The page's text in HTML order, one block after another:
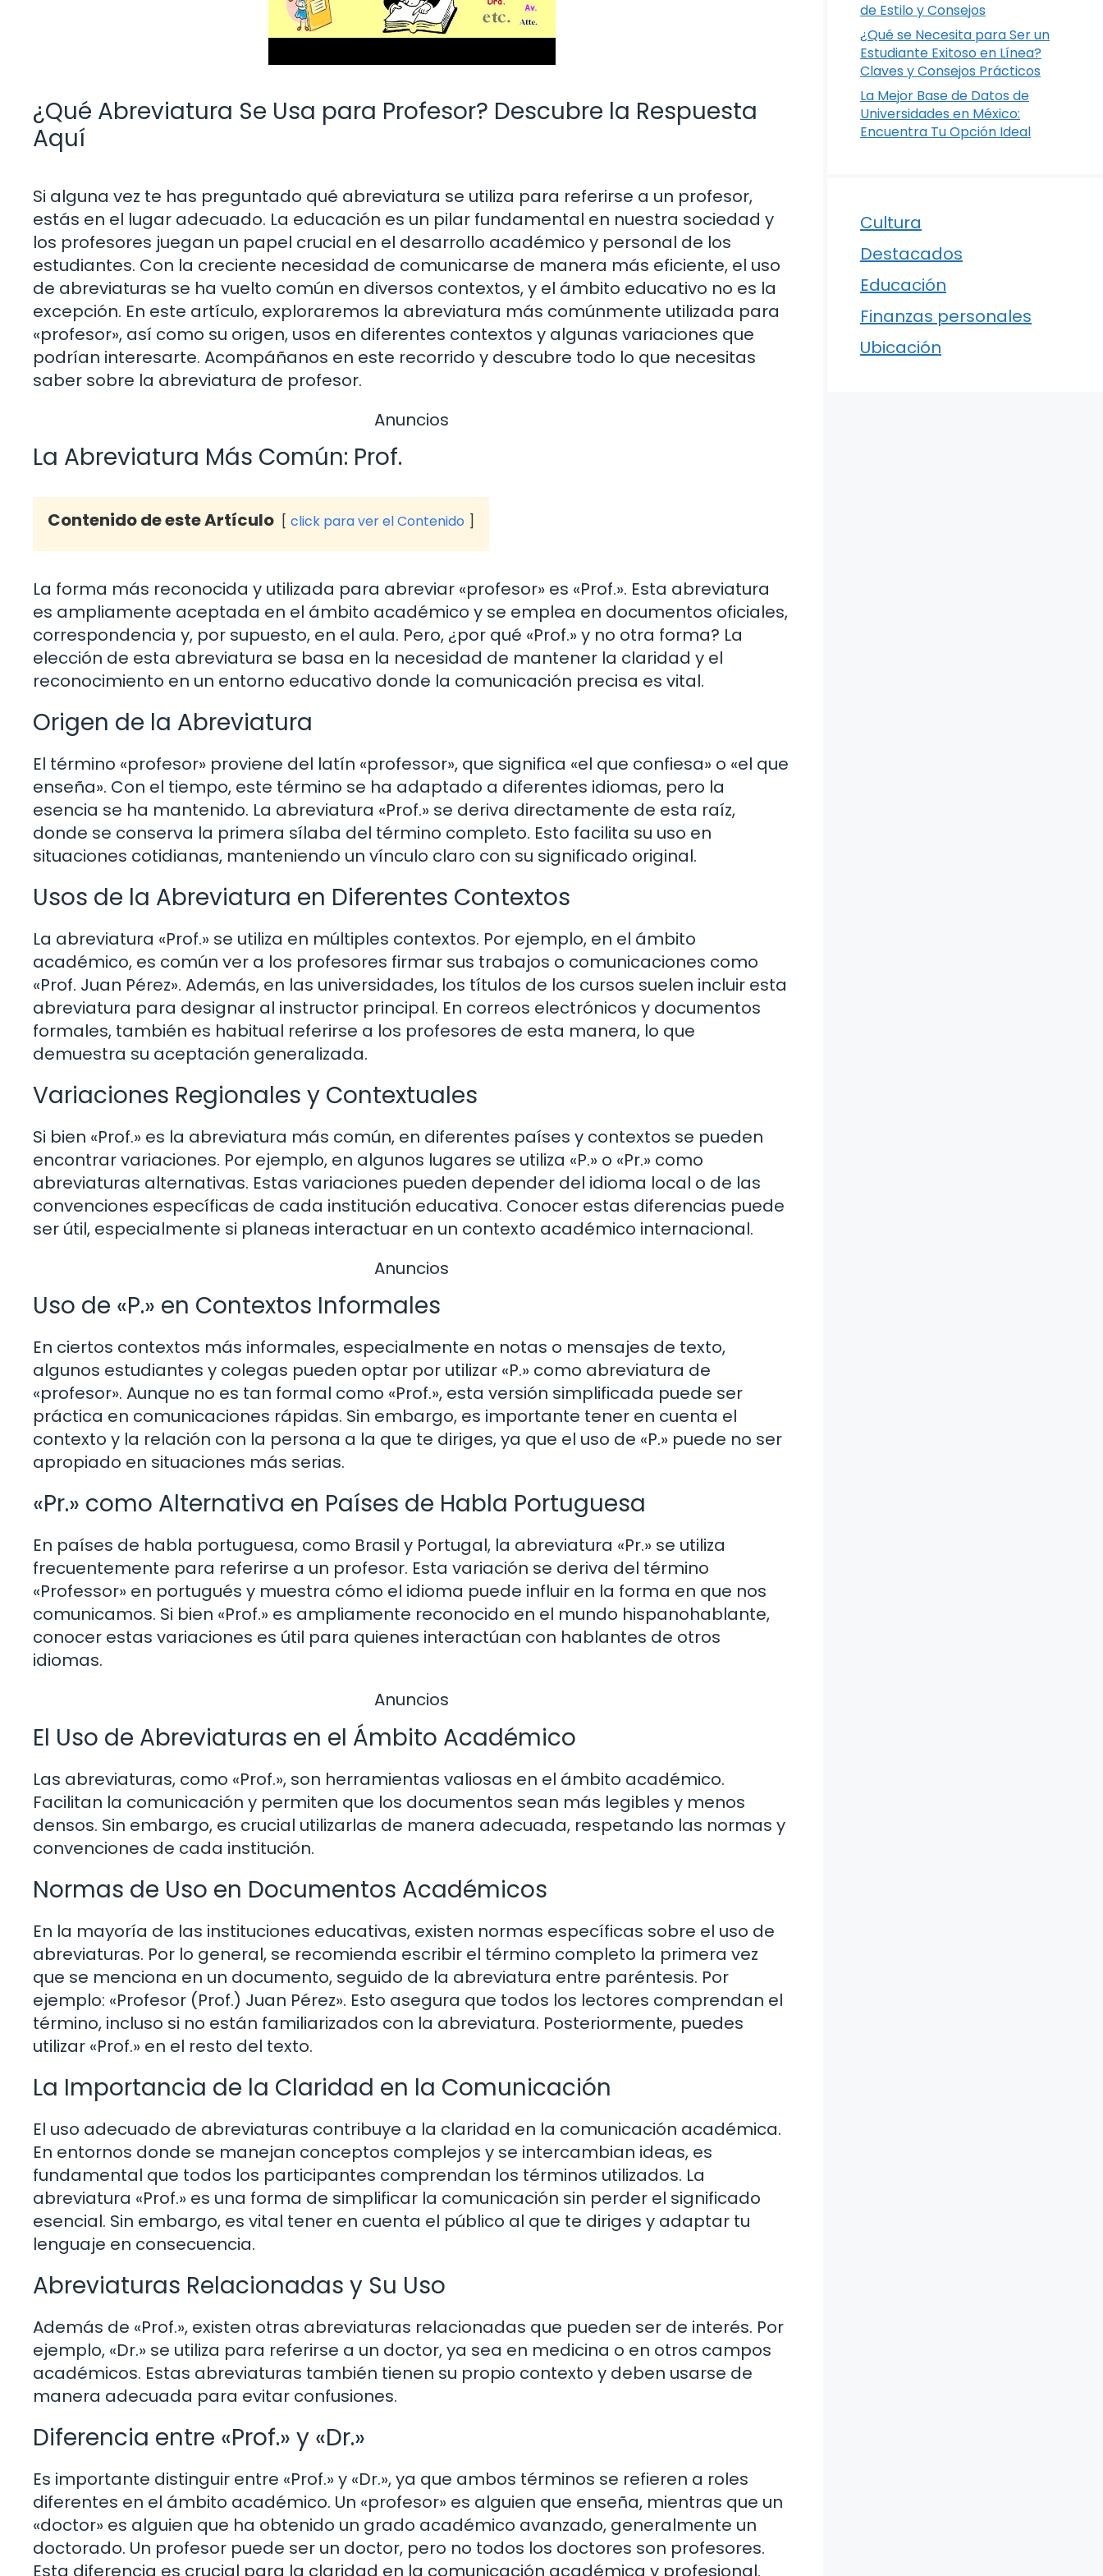
¿Qué Abreviatura Se Usa para Profesor? Descubre la Respuesta
Aquí
Si alguna vez te has preguntado qué abreviatura se utiliza para referirse a un profesor,
estás en el lugar adecuado. La educación es un pilar fundamental en nuestra sociedad y
los profesores juegan un papel crucial en el desarrollo académico y personal de los
estudiantes. Con la creciente necesidad de comunicarse de manera más eficiente, el uso
de abreviaturas se ha vuelto común en diversos contextos, y el ámbito educativo no es la
excepción. En este artículo, exploraremos la abreviatura más comúnmente utilizada para
«profesor», así como su origen, usos en diferentes contextos y algunas variaciones que
podrían interesarte. Acompáñanos en este recorrido y descubre todo lo que necesitas
saber sobre la abreviatura de profesor.
Anuncios
La Abreviatura Más Común: Prof.
Contenido de este Artículo click para ver el Contenido
La forma más reconocida y utilizada para abreviar «profesor» es «Prof.». Esta abreviatura
es ampliamente aceptada en el ámbito académico y se emplea en documentos oficiales,
correspondencia y, por supuesto, en el aula. Pero, ¿por qué «Prof.» y no otra forma? La
elección de esta abreviatura se basa en la necesidad de mantener la claridad y el
reconocimiento en un entorno educativo donde la comunicación precisa es vital.
Origen de la Abreviatura
El término «profesor» proviene del latín «professor», que significa «el que confiesa» o «el que
enseña». Con el tiempo, este término se ha adaptado a diferentes idiomas, pero la
esencia se ha mantenido. La abreviatura «Prof.» se deriva directamente de esta raíz,
donde se conserva la primera sílaba del término completo. Esto facilita su uso en
situaciones cotidianas, manteniendo un vínculo claro con su significado original.
Usos de la Abreviatura en Diferentes Contextos
La abreviatura «Prof.» se utiliza en múltiples contextos. Por ejemplo, en el ámbito
académico, es común ver a los profesores firmar sus trabajos o comunicaciones como
«Prof. Juan Pérez». Además, en las universidades, los títulos de los cursos suelen incluir esta
abreviatura para designar al instructor principal. En correos electrónicos y documentos
formales, también es habitual referirse a los profesores de esta manera, lo que
demuestra su aceptación generalizada.
Variaciones Regionales y Contextuales
Si bien «Prof.» es la abreviatura más común, en diferentes países y contextos se pueden
encontrar variaciones. Por ejemplo, en algunos lugares se utiliza «P.» o «Pr.» como
abreviaturas alternativas. Estas variaciones pueden depender del idioma local o de las
convenciones específicas de cada institución educativa. Conocer estas diferencias puede
ser útil, especialmente si planeas interactuar en un contexto académico internacional.
Anuncios
Uso de «P.» en Contextos Informales
En ciertos contextos más informales, especialmente en notas o mensajes de texto,
algunos estudiantes y colegas pueden optar por utilizar «P.» como abreviatura de
«profesor». Aunque no es tan formal como «Prof.», esta versión simplificada puede ser
práctica en comunicaciones rápidas. Sin embargo, es importante tener en cuenta el
contexto y la relación con la persona a la que te diriges, ya que el uso de «P.» puede no ser
apropiado en situaciones más serias.
«Pr.» como Alternativa en Países de Habla Portuguesa
En países de habla portuguesa, como Brasil y Portugal, la abreviatura «Pr.» se utiliza
frecuentemente para referirse a un profesor. Esta variación se deriva del término
«Professor» en portugués y muestra cómo el idioma puede influir en la forma en que nos
comunicamos. Si bien «Prof.» es ampliamente reconocido en el mundo hispanohablante,
conocer estas variaciones es útil para quienes interactúan con hablantes de otros
idiomas.
Anuncios
El Uso de Abreviaturas en el Ámbito Académico
Las abreviaturas, como «Prof.», son herramientas valiosas en el ámbito académico.
Facilitan la comunicación y permiten que los documentos sean más legibles y menos
densos. Sin embargo, es crucial utilizarlas de manera adecuada, respetando las normas y
convenciones de cada institución.
Normas de Uso en Documentos Académicos
En la mayoría de las instituciones educativas, existen normas específicas sobre el uso de
abreviaturas. Por lo general, se recomienda escribir el término completo la primera vez
que se menciona en un documento, seguido de la abreviatura entre paréntesis. Por
ejemplo: «Profesor (Prof.) Juan Pérez». Esto asegura que todos los lectores comprendan el
término, incluso si no están familiarizados con la abreviatura. Posteriormente, puedes
utilizar «Prof.» en el resto del texto.
La Importancia de la Claridad en la Comunicación
El uso adecuado de abreviaturas contribuye a la claridad en la comunicación académica.
En entornos donde se manejan conceptos complejos y se intercambian ideas, es
fundamental que todos los participantes comprendan los términos utilizados. La
abreviatura «Prof.» es una forma de simplificar la comunicación sin perder el significado
esencial. Sin embargo, es vital tener en cuenta el público al que te diriges y adaptar tu
lenguaje en consecuencia.
Abreviaturas Relacionadas y Su Uso
Además de «Prof.», existen otras abreviaturas relacionadas que pueden ser de interés. Por
ejemplo, «Dr.» se utiliza para referirse a un doctor, ya sea en medicina o en otros campos
académicos. Estas abreviaturas también tienen su propio contexto y deben usarse de
manera adecuada para evitar confusiones.
Diferencia entre «Prof.» y «Dr.»
Es importante distinguir entre «Prof.» y «Dr.», ya que ambos términos se refieren a roles
diferentes en el ámbito académico. Un «profesor» es alguien que enseña, mientras que un
«doctor» es alguien que ha obtenido un grado académico avanzado, generalmente un
doctorado. Un profesor puede ser un doctor, pero no todos los doctores son profesores.
Esta diferencia es crucial para la claridad en la comunicación académica y profesional.
de Estilo y Consejos
¿Qué se Necesita para Ser un
Estudiante Exitoso en Línea?
Claves y Consejos Prácticos
La Mejor Base de Datos de
Universidades en México:
Encuentra Tu Opción Ideal
Cultura
Destacados
Educación
Finanzas personales
Ubicación